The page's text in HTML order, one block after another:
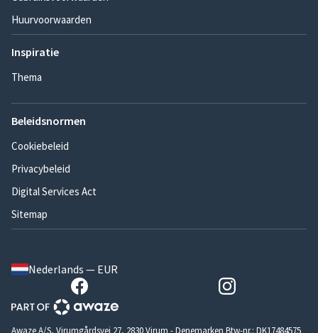
Huurvoorwaarden
Inspiratie
Thema
Beleidsnormen
Cookiebeleid
Privacybeleid
Digital Services Act
Sitemap
Nederlands — EUR